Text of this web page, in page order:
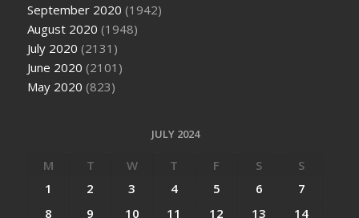
September 2020 (1942)
August 2020 (1948)
July 2020 (2131)
June 2020 (2101)
May 2020 (823)
JULY 2024
M T W T F S
S
1
2 3 4 5 6
7
8
9 10 11 12 13 14